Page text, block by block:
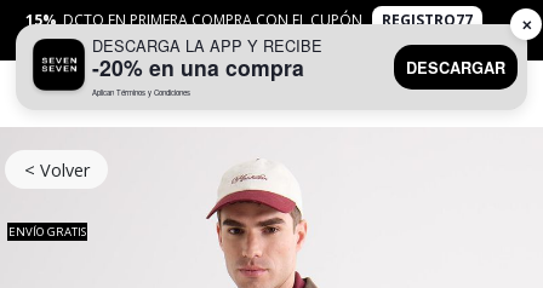
15% DCTO EN PRIMERA COMPRA CON EL CUPÓN
REGISTRO77
APLICANTYC
< Volver
ENVÍO GRATIS
DESCARGA LA APP Y RECIBE
-20% en una compra
Aplican Términos y Condiciones
DESCARGAR
✕